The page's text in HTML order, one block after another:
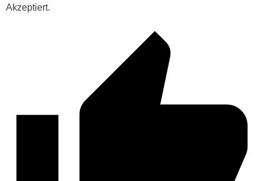
Akzeptiert.